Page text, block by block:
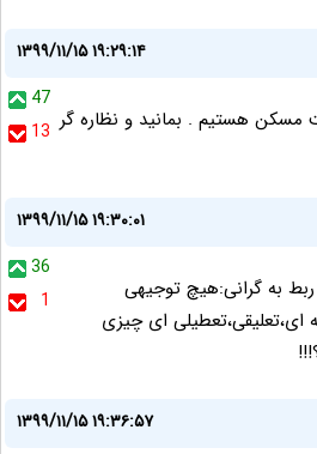
۱۳۹۹/۱۱/۱۵ ۱۹:۲۹:۱۴
47
13 مسکن هستیم . بمانید و نظاره گر
۱۳۹۹/۱۱/۱۵ ۱۹:۳۰:۰۱
36
1
به گرانی:هیچ توجیهی
ای،تعلیقی،تعطیلی ای چیزی
۱۳۹۹/۱۱/۱۵ ۱۹:۳۶:۵۷